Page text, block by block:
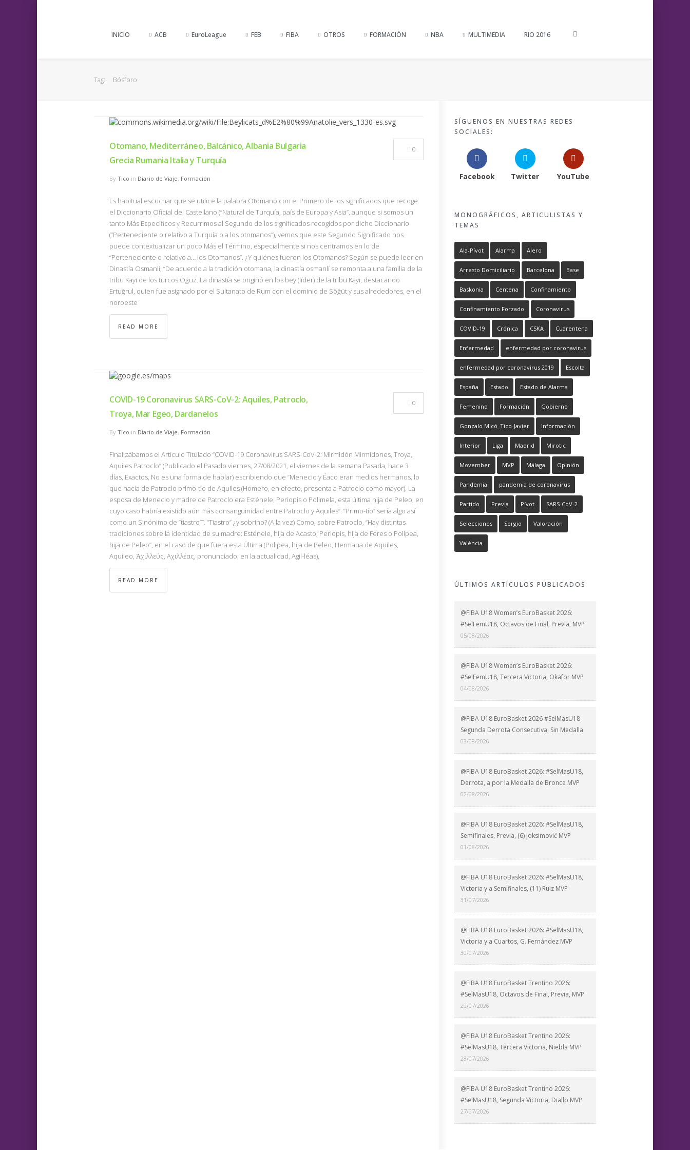
INICIO ACB EuroLeague FEB FIBA OTROS FORMACIÓN NBA MULTIMEDIA RIO 2016
Tag: Bósforo
Otomano, Mediterráneo, Balcánico, Albania Bulgaria
Grecia Rumania Italia y Turquía
By Tico in Diario de Viaje, Formación
0
Es habitual escuchar que se utilice la palabra Otomano con el Primero de los significados que recoge
el Diccionario Oficial del Castellano (“Natural de Turquía, país de Europa y Asia”, aunque si somos un
tanto Más Específicos y Recurrimos al Segundo de los significados recogidos por dicho Diccionario
(“Perteneciente o relativo a Turquía o a los otomanos”), vemos que este Segundo Significado nos
puede contextualizar un poco Más el Término, especialmente si nos centramos en lo de
“Perteneciente o relativo a… los Otomanos”. ¿Y quiénes fueron los Otomanos? Según se puede leer en
Dinastía Osmanlí, “De acuerdo a la tradición otomana, la dinastía osmanlí se remonta a una familia de la
tribu Kayı de los turcos Oğuz. La dinastía se originó en los bey (líder) de la tribu Kayı, destacando
Ertuğrul, quien fue asignado por el Sultanato de Rum con el dominio de Söğüt y sus alrededores, en el
noroeste
READ MORE
COVID-19 Coronavirus SARS-CoV-2: Aquiles, Patroclo,
Troya, Mar Egeo, Dardanelos
By Tico in Diario de Viaje, Formación
0
Finalizábamos el Artículo Titulado “COVID-19 Coronavirus SARS-CoV-2: Mirmidón Mirmidones, Troya,
Aquiles Patroclo” (Publicado el Pasado viernes, 27/08/2021, el viernes de la semana Pasada, hace 3
días, Exactos, No es una forma de hablar) escribiendo que “Menecio y Éaco eran medios hermanos, lo
que hacía de Patroclo primo-tío de Aquiles (Homero, en efecto, presenta a Patroclo como mayor). La
esposa de Menecio y madre de Patroclo era Esténele, Periopis o Polimela, esta última hija de Peleo, en
cuyo caso habría existido aún más consanguinidad entre Patroclo y Aquiles”. “Primo-tío” sería algo así
como un Sinónimo de “tiastro””. “Tiastro” ¿y sobrino? (A la vez) Como, sobre Patroclo, “Hay distintas
tradiciones sobre la identidad de su madre: Esténele, hija de Acasto; Periopis, hija de Feres o Polipea,
hija de Peleo”, en el caso de que fuera esta Última (Polipea, hija de Peleo, Hermana de Aquiles,
Aquileo, Ἀχιλλεύς, Αχιλλέας, pronunciado, en la actualidad, Agil-léas),
READ MORE
SÍGUENOS EN NUESTRAS REDES
SOCIALES:
Facebook Twitter YouTube
MONOGRÁFICOS, ARTICULISTAS Y
TEMAS
Ala-Pívot Alarma Alero
Arresto Domiciliario Barcelona Base
Baskonia Centena Confinamiento
Confinamiento Forzado Coronavirus
COVID-19 Crónica CSKA Cuarentena
Enfermedad enfermedad por coronavirus
enfermedad por coronavirus 2019 Escolta
España Estado Estado de Alarma
Femenino Formación Gobierno
Gonzalo Micó_Tico-Javier Información
Interior Liga Madrid Mirotic
Movember MVP Málaga Opinión
Pandemia pandemia de coronavirus
Partido Previa Pívot SARS-CoV-2
Selecciones Sergio Valoración
València
ÚLTIMOS ARTÍCULOS PUBLICADOS
@FIBA U18 Women’s EuroBasket 2026:
#SelFemU18, Octavos de Final, Previa, MVP
05/08/2026
@FIBA U18 Women’s EuroBasket 2026:
#SelFemU18, Tercera Victoria, Okafor MVP
04/08/2026
@FIBA U18 EuroBasket 2026 #SelMasU18
Segunda Derrota Consecutiva, Sin Medalla
03/08/2026
@FIBA U18 EuroBasket 2026: #SelMasU18,
Derrota, a por la Medalla de Bronce MVP
02/08/2026
@FIBA U18 EuroBasket 2026: #SelMasU18,
Semifinales, Previa, (6) Joksimović MVP
01/08/2026
@FIBA U18 EuroBasket 2026: #SelMasU18,
Victoria y a Semifinales, (11) Ruiz MVP
31/07/2026
@FIBA U18 EuroBasket 2026: #SelMasU18,
Victoria y a Cuartos, G. Fernández MVP
30/07/2026
@FIBA U18 EuroBasket Trentino 2026:
#SelMasU18, Octavos de Final, Previa, MVP
29/07/2026
@FIBA U18 EuroBasket Trentino 2026:
#SelMasU18, Tercera Victoria, Niebla MVP
28/07/2026
@FIBA U18 EuroBasket Trentino 2026:
#SelMasU18, Segunda Victoria, Diallo MVP
27/07/2026